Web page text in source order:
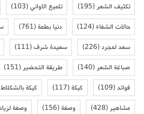
تكثيف الشعر(195) تلميع الاواني(103)
حالات الشفاء(124) دنيا بطمة(761)
سعد لمجرد(226) سعيدة شرف(111)
صباغة الشعر(140) طريقة التحضير(151)
فوائد(109) كيكة(117) كيكة بالشكلاط
مشاهير(428) وصفة(156) وصفة